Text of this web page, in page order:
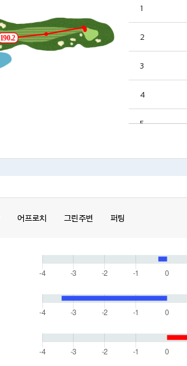
190.2
1
2
3
4
5
어프로치 그린주변 퍼팅